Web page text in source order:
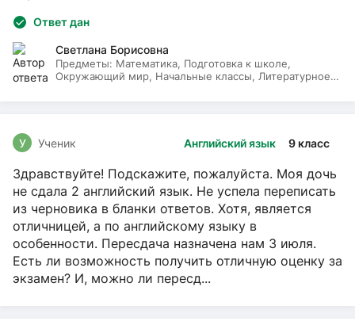
Ответ дан
Светлана Борисовна
Предметы: Математика, Подготовка к школе,
Окружающий мир, Начальные классы, Литературное
Английский язык 9 класс
У Ученик
Здравствуйте! Подскажите, пожалуйста. Моя дочь
не сдала 2 английский язык. Не успела переписать
из черновика в бланки ответов. Хотя, является
отличницей, а по английскому языку в
особенности. Пересдача назначена нам 3 июля.
Есть ли возможность получить отличную оценку за
экзамен? И, можно ли пересд...